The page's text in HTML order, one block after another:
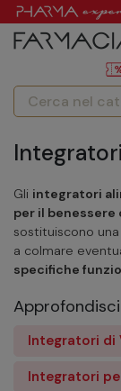
Integratori
Gli integratori
per il benessere
sostituiscono
a colmare
specifiche
Integratori di
Integratori